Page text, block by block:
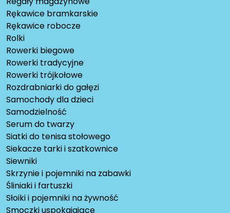
Rękawice bramkarskie
Rękawice robocze
Rolki
Rowerki biegowe
Rowerki tradycyjne
Rowerki trójkołowe
Rozdrabniarki do gałęzi
Samochody dla dzieci
Samodzielność
Serum do twarzy
Siatki do tenisa stołowego
Siekacze tarki i szatkownice
Siewniki
Skrzynie i pojemniki na zabawki
Śliniaki i fartuszki
Słoiki i pojemniki na żywność
Smoczki uspokajające